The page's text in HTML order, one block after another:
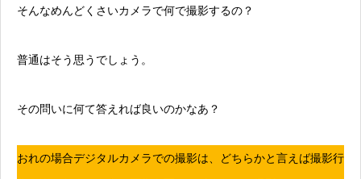
そんなめんどくさいカメラで何で撮影するの？
普通はそう思うでしょう。
その問いに何て答えれば良いのかなあ？
おれの場合デジタルカメラでの撮影は、どちらかと言えば撮影行